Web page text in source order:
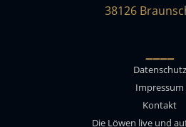
38126
____
Datenschutz
Impressum
Kontakt
Die Löwen live und